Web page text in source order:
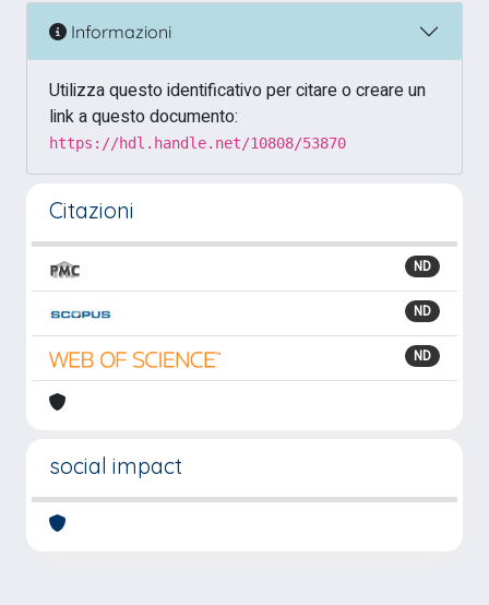
Informazioni
Utilizza questo identificativo per citare o creare un
link a questo documento:
https://hdl.handle.net/10808/53870
Citazioni
ND
ND
ND
social impact